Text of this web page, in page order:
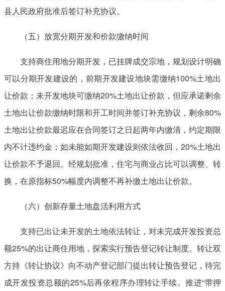
县人民政府批准后签订补充协议。
（五）放宽分期开发和价款缴纳时间
支持商住用地分期开发，已挂牌成交宗地，规划设计明确
可以分期开发建设的，前期开发建设地块需缴纳100%土地出
让价款；未开发地块可缴纳20%土地出让价款，但应承诺剩余
土地出让价款缴纳时限和开工时间并签订补充协议，剩余80%
土地出让价款最迟应在合同签订之日起两年内缴清，约定期限
内不计违约金；如未能如期开发建设则依法收回，20%土地出
让价款不予退回。经规划批准，住宅与商业占比可以调整、转
换，在原指标50%幅度内调整不再补缴土地出让价款。
（六）创新存量土地盘活利用方式
支持已出让未开发的土地依法转让，对未完成开发投资总
额25%的出让商住用地，探索实行预告登记转让制度。转让双
方持《转让协议》向不动产登记部门提出转让预告登记，待完
成开发投资总额的25%后再依程序办理转让手续。推进“带押